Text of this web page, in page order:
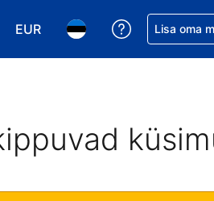
EUR
Vali valuuta. Praegune valitud
Vali keel. Praegune
SaaLisa oma